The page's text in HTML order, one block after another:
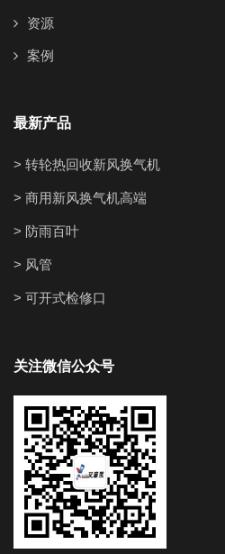
资源
案例
最新产品
> 转轮热回收新风换气机
> 商用新风换气机高端
> 防雨百叶
> 风管
> 可开式检修口
关注微信公众号